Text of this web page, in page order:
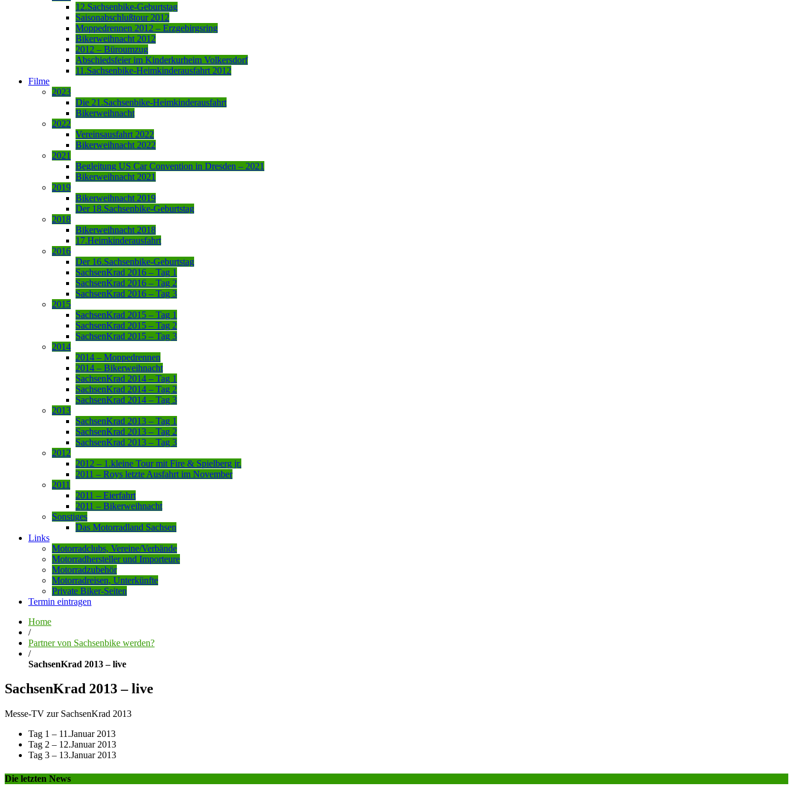
12.Sachsenbike-Geburtstag
Saisonabschlußtour 2012
Moppedrennen 2012 – Erzgebirgsring
Bikerweihnacht 2012
2012 – Büroumzug
Abschiedsfeier im Kinderkurheim Volkersdorf
11.Sachsenbike-Heimkinderausfahrt 2012
Filme
2023
Die 21.Sachsenbike-Heimkinderausfahrt
Bikerweihnacht
2022
Vereinsausfahrt 2022
Bikerweihnacht 2022
2021
Begleitung US Car Convention in Dresden – 2021
Bikerweihnacht 2021
2019
Bikerweihnacht 2019
Der 18.Sachsenbike-Geburtstag
2018
Bikerweihnacht 2018
17.Heimkinderausfahrt
2016
Der 16.Sachsenbike-Geburtstag
SachsenKrad 2016 – Tag 1
SachsenKrad 2016 – Tag 2
SachsenKrad 2016 – Tag 3
2015
SachsenKrad 2015 – Tag 1
SachsenKrad 2015 – Tag 2
SachsenKrad 2015 – Tag 3
2014
2014 – Moppedrennen
2014 – Bikerweihnacht
SachsenKrad 2014 – Tag 1
SachsenKrad 2014 – Tag 2
SachsenKrad 2014 – Tag 3
2013
SachsenKrad 2013 – Tag 1
SachsenKrad 2013 – Tag 2
SachsenKrad 2013 – Tag 3
2012
2012 – 1.kleine Tour mit Fire & Spielberg jr.
2011 – Roys letzte Ausfahrt im November
2011
2011 – Eierfahrt
2011 – Bikerweihnacht
Sonstiges
Das Motorradland Sachsen
Links
Motorradclubs, Vereine/Verbände
Motorradhersteller und Importeure
Motorradzubehör
Motorradreisen, Unterkünfte
Private Biker-Seiten
Termin eintragen
Home
/
Partner von Sachsenbike werden?
/
SachsenKrad 2013 – live
SachsenKrad 2013 – live
Messe-TV zur SachsenKrad 2013
Tag 1 – 11.Januar 2013
Tag 2 – 12.Januar 2013
Tag 3 – 13.Januar 2013
Die letzten News